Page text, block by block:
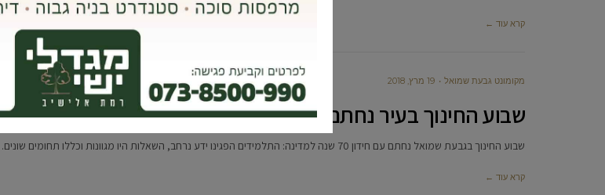
קרא עוד ←
מקומונט גבעת שמואל 19 מרץ, 2018
שבוע החינוך בעיר נחתם עם חידון 70 שנה למדינה
שבוע החינוך בגבעת שמואל נחתם עם חידון 70 שנה למדינה: התלמידים הפגינו ידע נרחב, השאלות היו מגוונות וכללו תחומים שונים.
קרא עוד ←